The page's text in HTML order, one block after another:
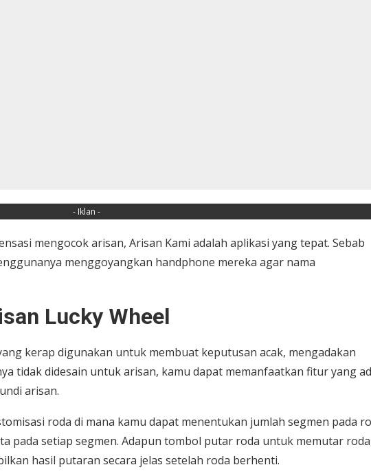
- Iklan -
mengocok arisan, Arisan Kami adalah aplikasi yang tepat. Sebab
menggoyangkan handphone mereka agar nama
Lucky Wheel
kerap digunakan untuk membuat keputusan acak, mengadakan
tidak didesain untuk arisan, kamu dapat memanfaatkan fitur yang
arisan.
roda di mana kamu dapat menentukan jumlah segmen pada
pada setiap segmen. Adapun tombol putar roda untuk memutar
hasil putaran secara jelas setelah roda berhenti.